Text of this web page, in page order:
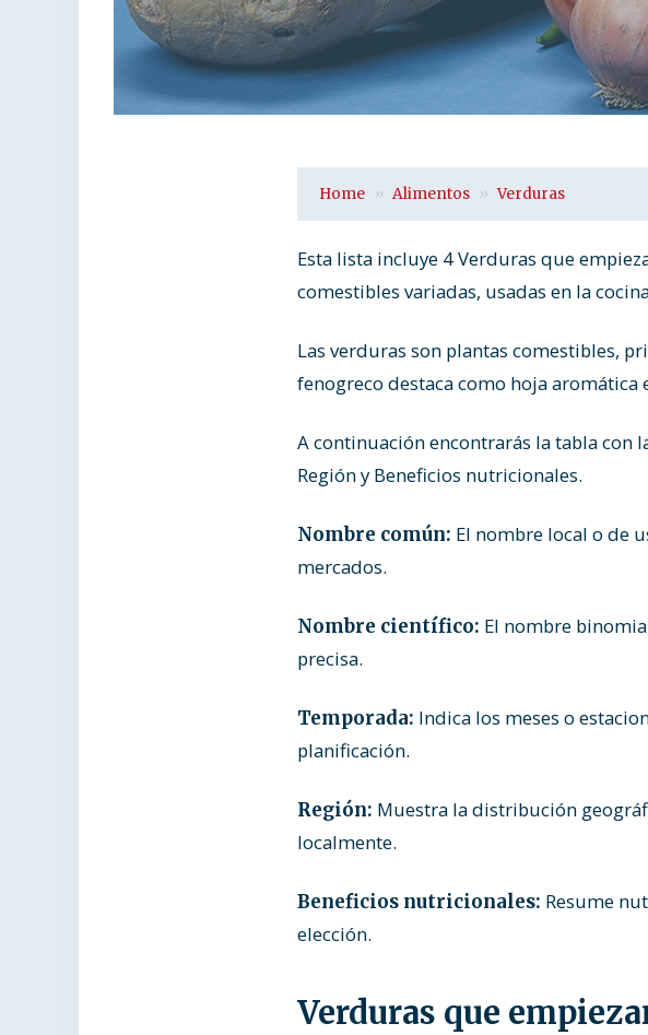
Home Alimentos Verduras
Esta lista incluye 4 Verduras que
comestibles variadas, usadas en la
Las verduras son plantas comestibles,
fenogreco destaca como hoja
A continuación encontrarás la tabla con
Región y Beneficios nutricionales.
Nombre común: El nombre local o de
mercados.
Nombre científico: El nombre
precisa.
Temporada: Indica los meses o
planificación.
Región: Muestra la distribución
localmente.
Beneficios nutricionales: Resume
elección.
Verduras que